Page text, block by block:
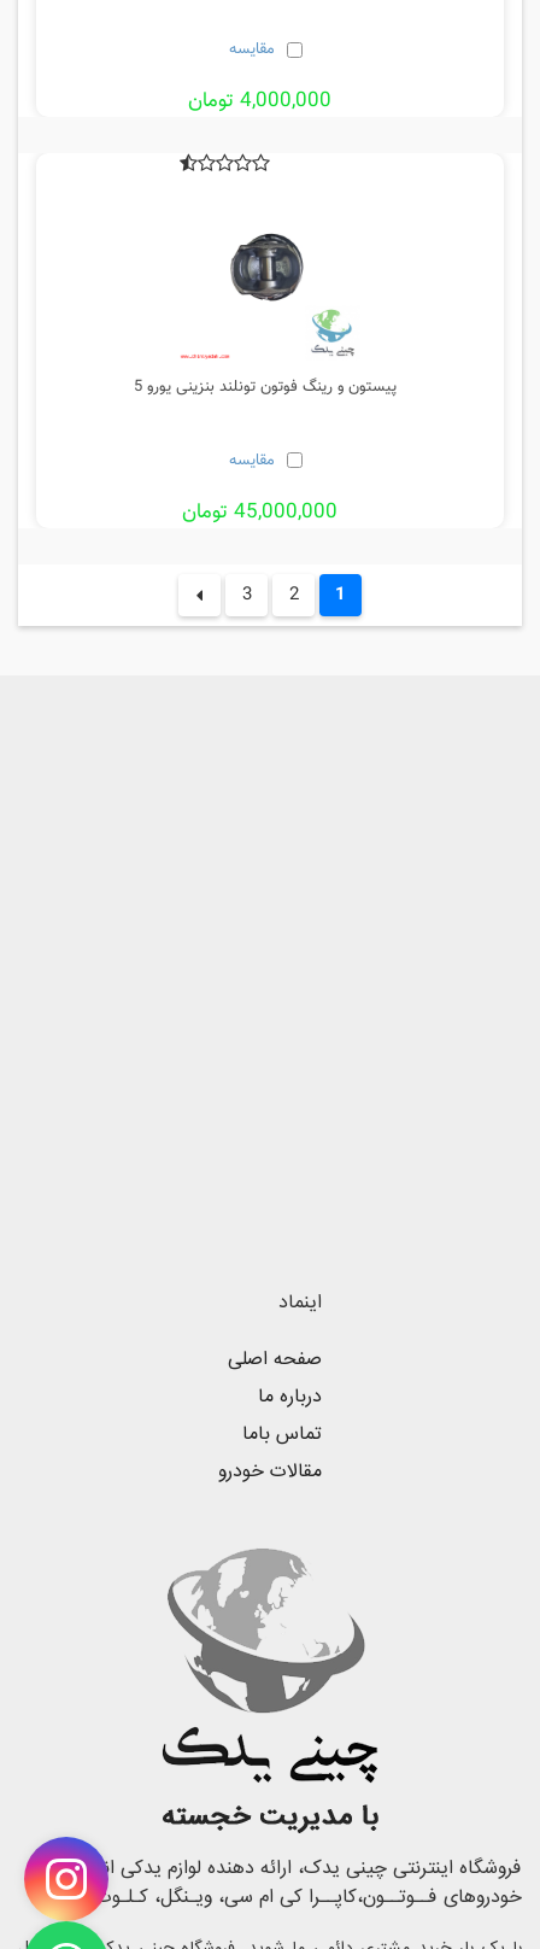
مقایسه
4,000,000 تومان
پیستون و رینگ فوتون تونلند بنزینی یورو 5
مقایسه
45,000,000 تومان
1
2
3
اینماد
صفحه اصلی
درباره ما
تماس باما
مقالات خودرو
فروشگاه اینترنتی چینی یدک، ارائه دهنده لوازم یدکی انواع
خودروهای فــوتــون،کاپــرا کی ام سی، ویـنگل، کـلـوت